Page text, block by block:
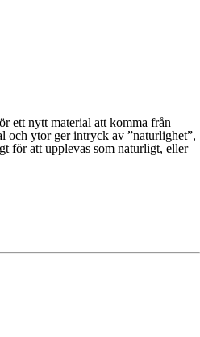
ett nytt material att komma från
och ytor ger intryck av ”naturlighet”,
för att upplevas som naturligt, eller